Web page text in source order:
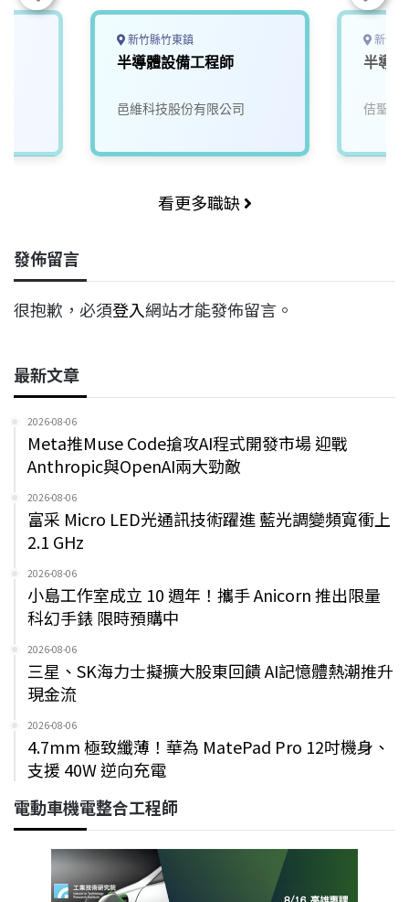
新竹縣竹東鎮
半導體設備工程師
邑維科技股份有限公司
新竹
半導
佶聖科
看更多職缺
發佈留言
很抱歉，必須登入網站才能發佈留言。
最新文章
2026-08-06
Meta推Muse Code搶攻AI程式開發市場 迎戰
Anthropic與OpenAI兩大勁敵
2026-08-06
富采 Micro LED光通訊技術躍進 藍光調變頻寬衝上
2.1 GHz
2026-08-06
小島工作室成立 10 週年！攜手 Anicorn 推出限量
科幻手錶 限時預購中
2026-08-06
三星、SK海力士擬擴大股東回饋 AI記憶體熱潮推升
現金流
2026-08-06
4.7mm 極致纖薄！華為 MatePad Pro 12吋機身、
支援 40W 逆向充電
電動車機電整合工程師